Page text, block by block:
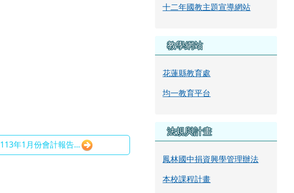
113年1月份會計報告...
十二年國教主題宣導網站
教學網站
花蓮縣教育處
均一教育平台
法規與計畫
鳳林國中捐資興學管理辦法
本校課程計畫